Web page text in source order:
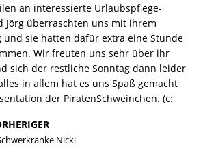
an interessierte Urlaubspflege-
Jörg überraschten uns mit ihrem
und sie hatten dafür extra eine Stunde
Wir freuten uns sehr über ihr
sich der restliche Sonntag dann leider
in allem hat es uns Spaß gemacht
der PiratenSchweinchen. (c:
Nicki